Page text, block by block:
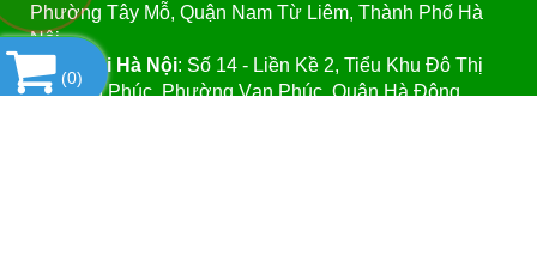
Phường Tây Mỗ, Quận Nam Từ Liêm, Thành Phố Hà
Nội.
VPGD tại Hà Nội: Số 14 - Liền Kề 2, Tiểu Khu Đô Thị
Mới Vạn Phúc, Phường Vạn Phúc, Quận Hà Đông,
(0)